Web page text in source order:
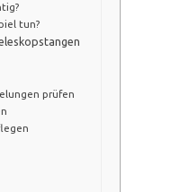
tun?
prüfen